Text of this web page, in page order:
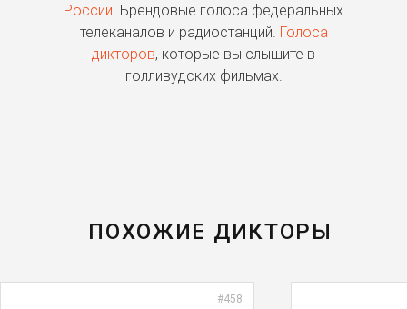
России. Брендовые голоса федеральных
телеканалов и радиостанций. Голоса
дикторов, которые вы слышите в
голливудских фильмах.
ПОХОЖИЕ ДИКТОРЫ
#458